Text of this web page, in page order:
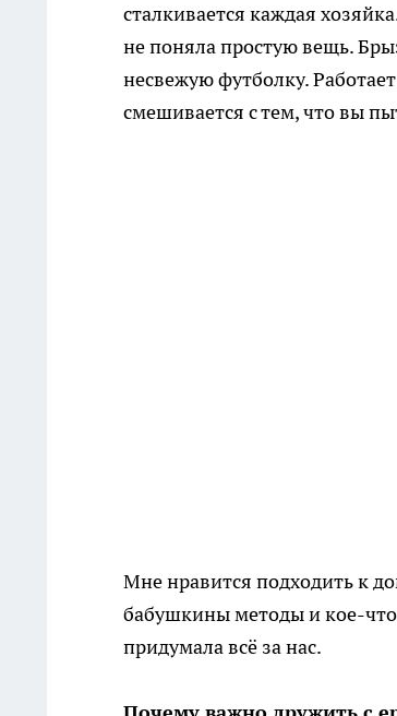
сталкивается каждая
не поняла простую вещь.
несвежую футболку.
смешивается с тем, что вы
Мне нравится подходить к
бабушкины методы и кое-что
придумала всё за нас.